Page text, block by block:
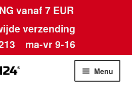
vanaf 7 EUR
verzending
ma-vr 9-16
Menu